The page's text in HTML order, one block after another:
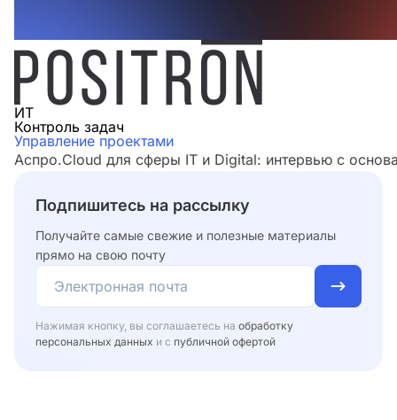
ИТ
Контроль задач
Управление проектами
Аспро.Cloud для сферы IT и Digital: интервью с
Подпишитесь на рассылку
Получайте самые свежие и полезные материалы
прямо на свою почту
Нажимая кнопку, вы соглашаетесь на обработку
персональных данных и с публичной офертой